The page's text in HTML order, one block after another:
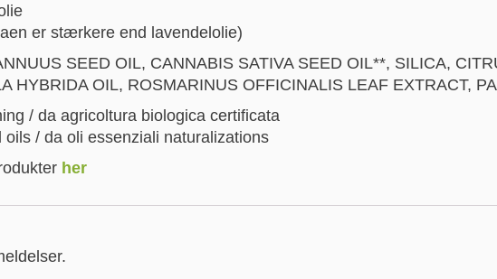
er stærkere end lavendelolie)
SEED OIL, CANNABIS SATIVA SEED OIL**, SILICA,
HYBRIDA OIL, ROSMARINUS OFFICINALIS LEAF EXTRACT,
/ da agricoltura biologica certificata
/ da oli essenziali naturalizations
her